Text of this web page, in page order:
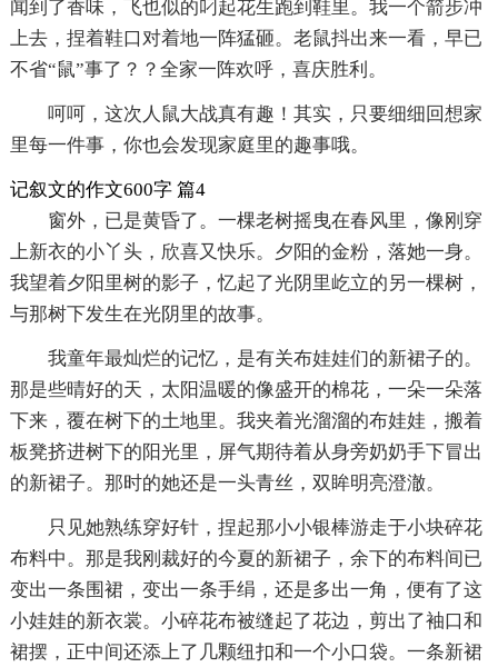
闻到了香味，飞也似的叼起花生跑到鞋里。我一个箭步冲
上去，捏着鞋口对着地一阵猛砸。老鼠抖出来一看，早已
不省“鼠”事了？？全家一阵欢呼，喜庆胜利。
呵呵，这次人鼠大战真有趣！其实，只要细细回想家
里每一件事，你也会发现家庭里的趣事哦。
记叙文的作文600字 篇4
窗外，已是黄昏了。一棵老树摇曳在春风里，像刚穿
上新衣的小丫头，欣喜又快乐。夕阳的金粉，落她一身。
我望着夕阳里树的影子，忆起了光阴里屹立的另一棵树，
与那树下发生在光阴里的故事。
我童年最灿烂的记忆，是有关布娃娃们的新裙子的。
那是些晴好的天，太阳温暖的像盛开的棉花，一朵一朵落
下来，覆在树下的土地里。我夹着光溜溜的布娃娃，搬着
板凳挤进树下的阳光里，屏气期待着从身旁奶奶手下冒出
的新裙子。那时的她还是一头青丝，双眸明亮澄澈。
只见她熟练穿好针，捏起那小小银棒游走于小块碎花
布料中。那是我刚裁好的今夏的新裙子，余下的布料间已
变出一条围裙，变出一条手绢，还是多出一角，便有了这
小娃娃的新衣裳。小碎花布被缝起了花边，剪出了袖口和
裙摆，正中间还添上了几颗纽扣和一个小口袋。一条新裙